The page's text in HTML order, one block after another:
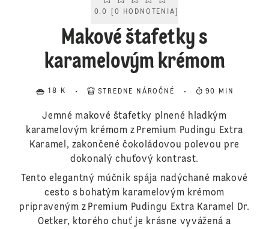
0.0 0 HODNOTENIA
Makové štafetky s
karamelovým krémom
18 K STREDNE NÁROČNÉ 90 MIN
Jemné makové štafetky plnené hladkým
karamelovým krémom z Premium Pudingu Extra
Karamel, zakončené čokoládovou polevou pre
dokonalý chuťový kontrast.
Tento elegantný múčnik spája nadýchané makové
cesto s bohatým karamelovým krémom
pripraveným z Premium Pudingu Extra Karamel Dr.
Oetker, ktorého chuť je krásne vyvážená a